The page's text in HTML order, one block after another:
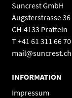
Tiefe
Gewicht
Schutzklasse
Produktgarantie
Suncrest GmbH
Augsterstrasse 36
CH-4133 Pratteln
T +41 61 311 66 70
mail@suncrest.ch
INFORMATION
Impressum